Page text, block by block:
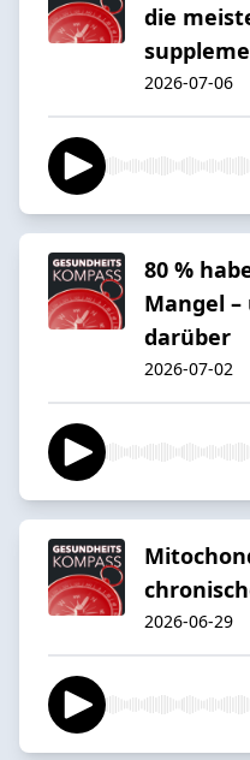
die
2026-07-06
80 %
Mangel
darüber
2026-07-02
2026-06-29